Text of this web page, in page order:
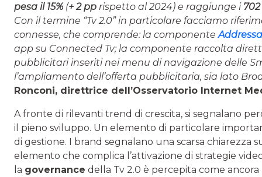
pesa il 15% (+ 2 pp rispetto al 2024) e raggiunge i
Con il termine “Tv 2.0” in particolare facciamo
connesse, che comprende: la componente
app su Connected Tv; la componente raccolta
pubblicitari inseriti nei menu di navigazione delle
l’ampliamento dell’offerta pubblicitaria, sia lato
Ronconi, direttrice dell’Osservatorio Internet
A fronte di rilevanti trend di crescita, si segnalano
il pieno sviluppo. Un elemento di particolare
di gestione. I brand segnalano una scarsa
elemento che complica l’attivazione di strategie
la governance della Tv 2.0 è percepita come ancora